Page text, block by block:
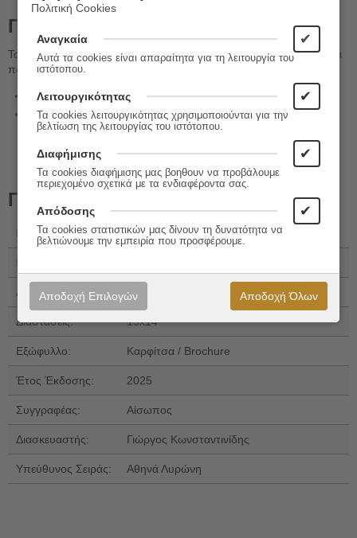
Περιγραφή
Το όνομά μου είναι Αίσωπος και στον μύθο μου πρωταγωνιστεί μια
πονηρή αλεπού.
Επιμέλεια κειμένου : Κωνσταντίνα Γιαννουράκου
Εικονογράφηση, Διασκευή: Σωτήρης Μητρούσης
Πληροφορίες
Εκδόσεις: Μίνωας
ISBN 13:
Αριθμός Σελίδων: 24
Διαστάσεις: 13x14
Εξώφυλλο: Καρφίτσα / Brochure
Έτος Έκδοσης: 2025
Συγγραφέας: Αίσωπος
Διασκευαστής: Γιώργος Κωνσταντινίδης
Υπεύθυνος Σειράς: Αθηνά Λυρώνη
Πολιτική Cookies
Αναγκαία ✔
Αυτά τα cookies είναι απαραίτητα για τη λειτουργία του
ιστότοπου.
Λειτουργικότητας ✔
Τα cookies λειτουργικότητας χρησιμοποιούνται για την
βελτίωση της λειτουργίας του ιστότοπου.
Διαφήμισης ✔
Τα cookies διαφήμισης μας βοηθουν να προβάλουμε
περιεχομένο σχετικά με τα ενδιαφέροντα σας.
Απόδοσης ✔
Τα cookies στατιστικών μας δίνουν τη δυνατότητα να
βελτιώνουμε την εμπειρία που προσφέρουμε.
Αποδοχή Επιλογών Αποδοχή Όλων